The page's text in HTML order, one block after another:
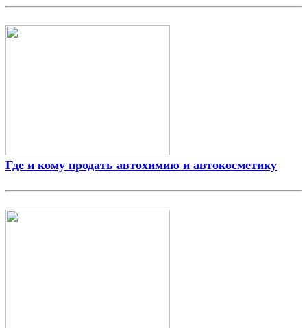
Где и кому продать автохимию и автокосметику